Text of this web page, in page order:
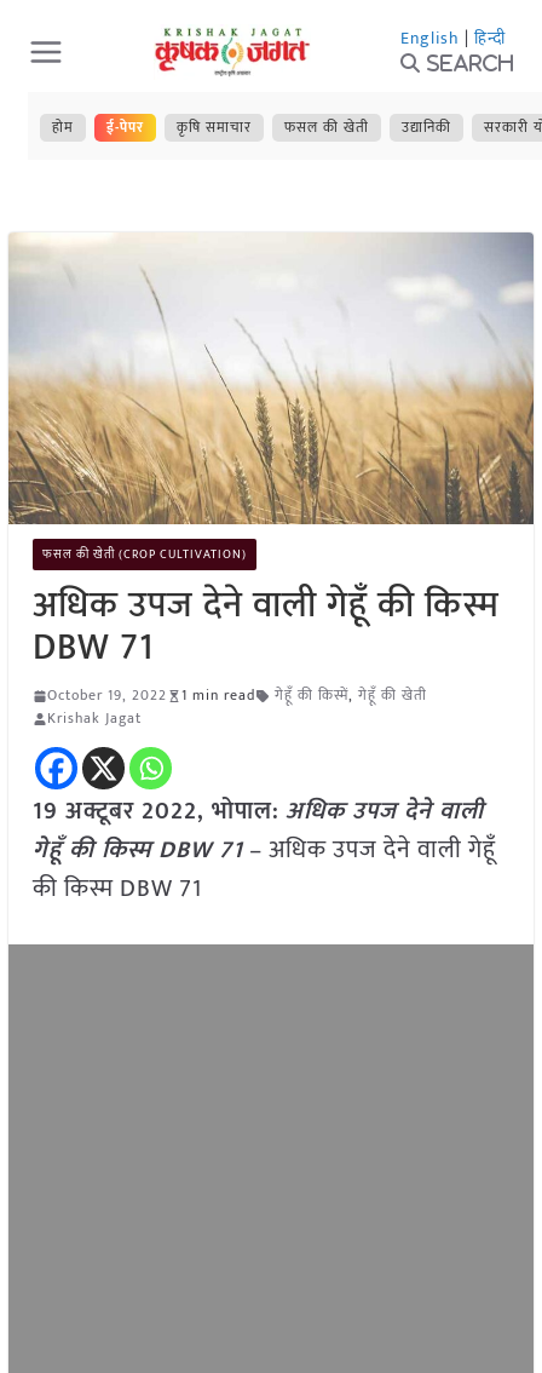
Skip
to
content
English | हिन्दी
Search
होम ई-पेपर कृषि समाचार फसल की खेती उद्यानिकी सरकारी
फसल की खेती (CROP CULTIVATION)
अधिक उपज देने वाली गेहूँ की किस्म
DBW 71
October 19, 2022 1 min read गेहूँ की किस्में, गेहूँ की खेती
Krishak Jagat
19 अक्टूबर 2022, भोपाल: अधिक उपज देने वाली
गेहूँ की किस्म DBW 71– अधिक उपज देने वाली गेहूँ
की किस्म DBW 71